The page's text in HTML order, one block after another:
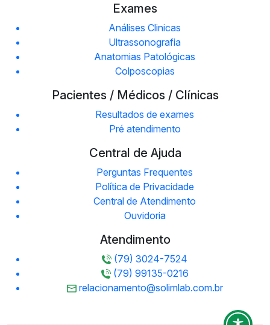
Exames
Análises Clinicas
Ultrassonografia
Anatomias Patológicas
Colposcopias
Pacientes / Médicos / Clínicas
Resultados de exames
Pré atendimento
Central de Ajuda
Perguntas Frequentes
Política de Privacidade
Central de Atendimento
Ouvidoria
Atendimento
(79) 3024-7524
(79) 99135-0216
relacionamento@solimlab.com.br